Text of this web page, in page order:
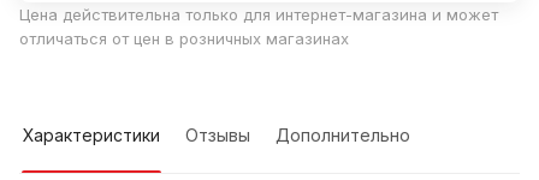
Цена действительна только для интернет-магазина и может
отличаться от цен в розничных магазинах
Характеристики Отзывы Дополнительно